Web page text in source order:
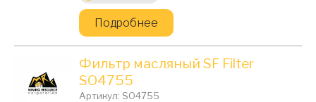
Подробнее
Фильтр масляный SF Filter
SO4755
Артикул: SO4755